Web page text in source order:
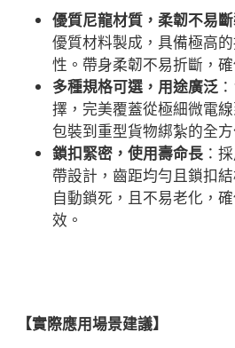
優質尼龍材質，柔韌不易
優質材料製成，具備極高
性。帶身柔韌不易折斷，
多種規格可選，用途廣泛
擇，完美覆蓋從極細微電
包裝到重型貨物綁紮的全方
鎖扣緊密，使用壽命長 ：
帶設計，齒距均勻且鎖扣
自動鎖死，且不易老化，
效。
【實際應用場景建議】